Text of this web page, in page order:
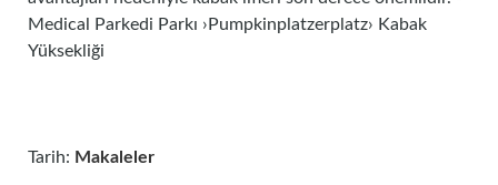
Medical Parkedi Parkı ›Pumpkinplatzerplatz› Kabak
Yüksekliği
Tarih: Makaleler